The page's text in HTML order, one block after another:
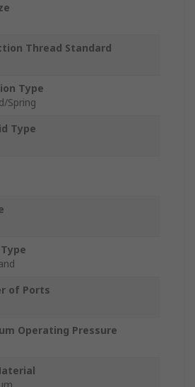
Thread Standard
Type
Spring
Type
of Ports
Operating Pressure